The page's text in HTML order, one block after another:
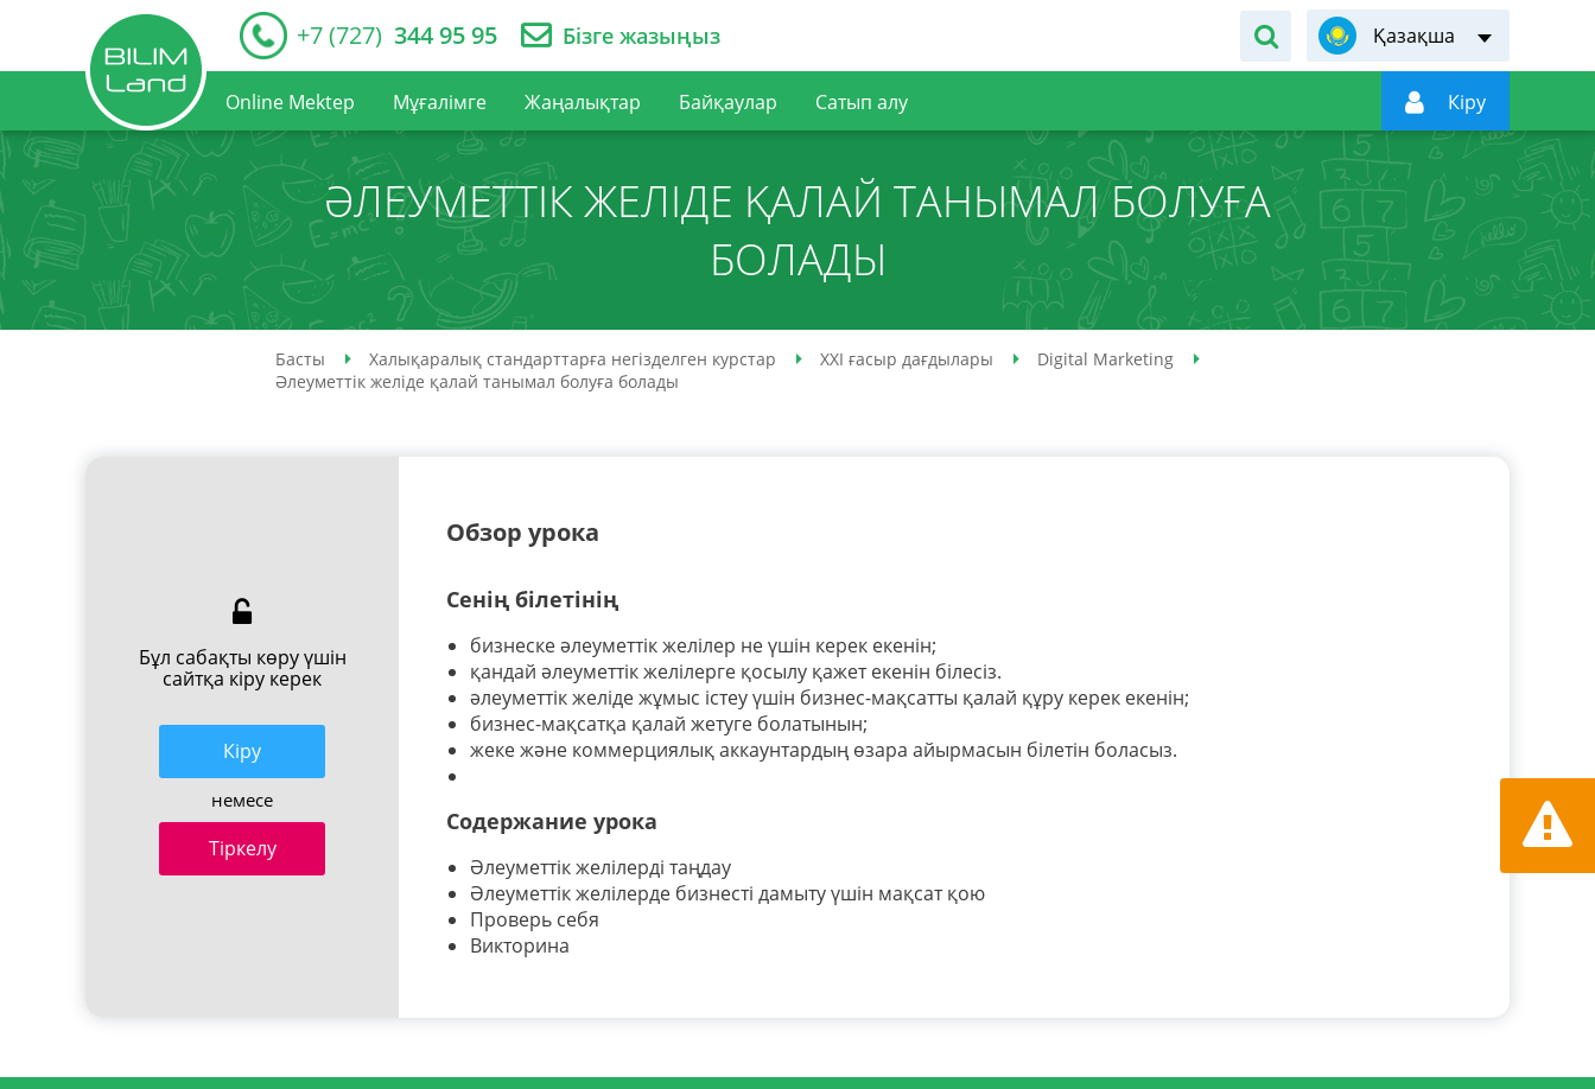
+7 (727) 344 95 95 Бізге жазыңыз Қазақша
Online Mektep Мұғалімге Жаңалықтар Байқаулар Сатып алу  Кiру
ӘЛЕУМЕТТІК ЖЕЛІДЕ ҚАЛАЙ ТАНЫМАЛ БОЛУҒА
БОЛАДЫ
Басты Халықаралық стандарттарға негізделген курстар XXI ғасыр дағдылары
Digital Marketing
Әлеуметтік желіде қалай танымал болуға болады
Бұл сабақты көру үшін
сайтқа кіру керек
Кiру
немесе
Тіркелу
Обзор урока
Сенің білетінің
бизнеске әлеуметтік желілер не үшін керек екенін;
қандай әлеуметтік желілерге қосылу қажет екенін білесіз.
әлеуметтік желіде жұмыс істеу үшін бизнес-мақсатты қалай құру керек екенін;
бизнес-мақсатқа қалай жетуге болатынын;
жеке және коммерциялық аккаунтардың өзара айырмасын білетін боласыз.
Содержание урока
Әлеуметтік желілерді таңдау
Әлеуметтік желілерде бизнесті дамыту үшін мақсат қою
Проверь себя
Викторина
Қате